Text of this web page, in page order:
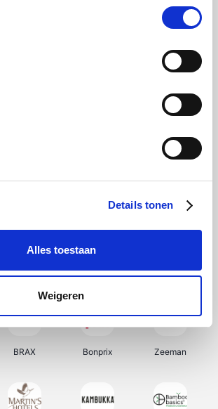
Details tonen
Alles toestaan
Weigeren
Lufthansa
DeubaXXL
Jewellery Delonghi Tennis Point
BRAX Bonprix Zeeman